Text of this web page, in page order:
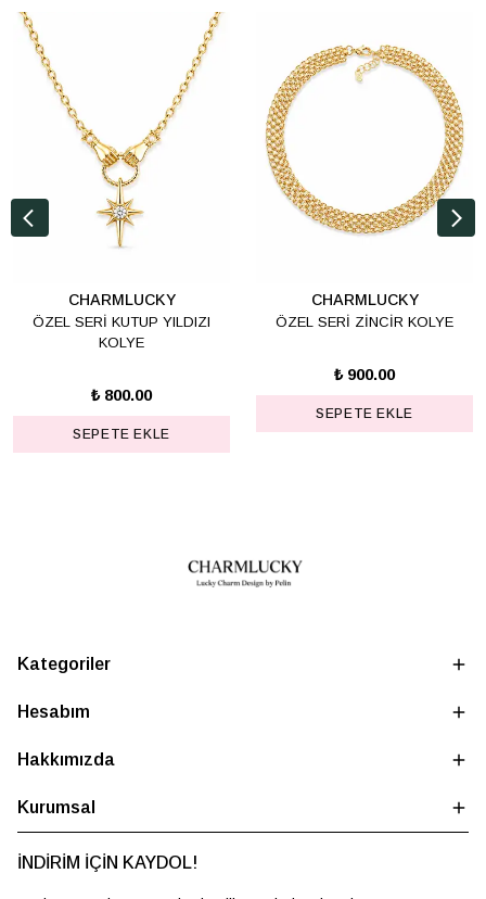
CHARMLUCKY
ÖZEL SERİ KUTUP YILDIZI
KOLYE
₺ 800.00
SEPETE EKLE
CHARMLUCKY
ÖZEL SERİ ZİNCİR KOLYE
₺ 900.00
SEPETE EKLE
Kategoriler
Hesabım
Hakkımızda
Kurumsal
İNDİRİM İÇİN KAYDOL!